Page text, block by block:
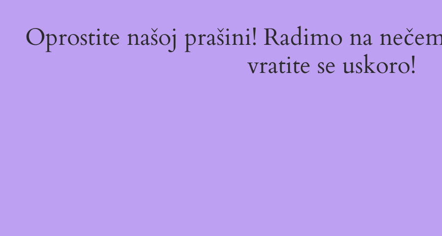
Oprostite našoj prašini! Radimo na
vratite se uskoro!